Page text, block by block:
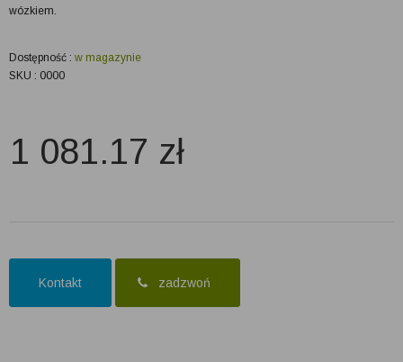
wózkiem.
Dostępność : w magazynie
SKU : 0000
1 081.17 zł
Kontakt zadzwoń